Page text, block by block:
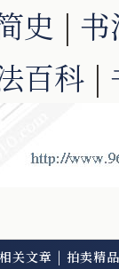
史 |
百科 |
相关文章 | 拍卖精品